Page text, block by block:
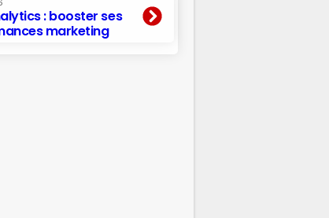
: booster ses
marketing